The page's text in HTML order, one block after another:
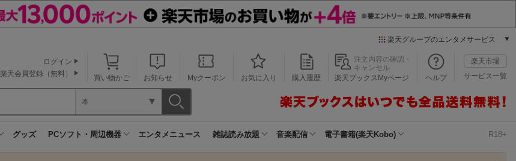
楽天グループのエンタメサービス
本/ゲーム/CD/DVD
楽天ブックス
楽天Kobo
買い物かご お知らせ Myクーポン お気に入り 購入履歴
注文内容の確認・
キャンセル
楽天ブックスMyページ
ヘルプ
楽天市場
サービス一覧
ログイン
楽天会員登録（無料）
本
グッズ PCソフト・周辺機器 エンタメニュース 雑誌読み放題 音楽配信 電子書籍(楽天Kobo) R18+